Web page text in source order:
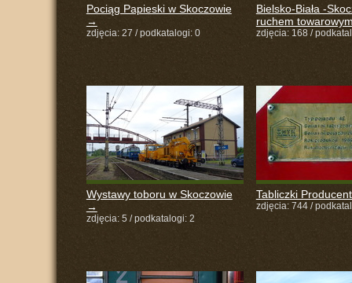
Pociąg Papieski w Skoczowie
→
zdjęcia: 27 / podkatalogi: 0
Bielsko-Biała -
ruchem
zdjęcia: 168 /
Wystawy toboru w Skoczowie
→
zdjęcia: 5 / podkatalogi: 2
Tabliczki
zdjęcia: 744 /